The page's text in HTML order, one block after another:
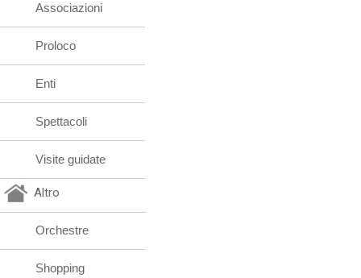
Associazioni
Proloco
Enti
Spettacoli
Visite guidate
Altro
Orchestre
Shopping